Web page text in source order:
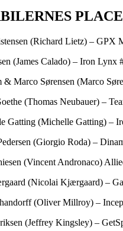
(Richard Lietz) – GPX
(James Calado) – Iron Lynx
Marco Sørensen (Marco
(Thomas Neubauer) –
Gatting (Michelle Gatting) –
(Giorgio Roda) –
(Vincent Andronaco)
(Nicolai Kjærgaard) –
(Oliver Millroy) –
(Jeffrey Kingsley) –